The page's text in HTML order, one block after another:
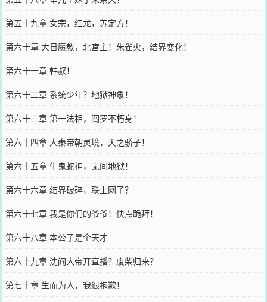
第五十九章 女宗，红龙，苏定方！
第六十章 大日魔教，北宫主！朱雀火，结界变化！
第六十一章 韩叔！
第六十二章 系统少年？地狱神象！
第六十三章 第一法相，阎罗不朽身！
第六十四章 大秦帝朝灵境，天之骄子！
第六十五章 牛鬼蛇神，无间地狱！
第六十六章 结界破碎，联上网了？
第六十七章 我是你们的爷爷！快点跪拜！
第六十八章 本公子是个天才
第六十九章 沈阎大帝开直播？废柴归来？
第七十章 生而为人，我很抱歉！